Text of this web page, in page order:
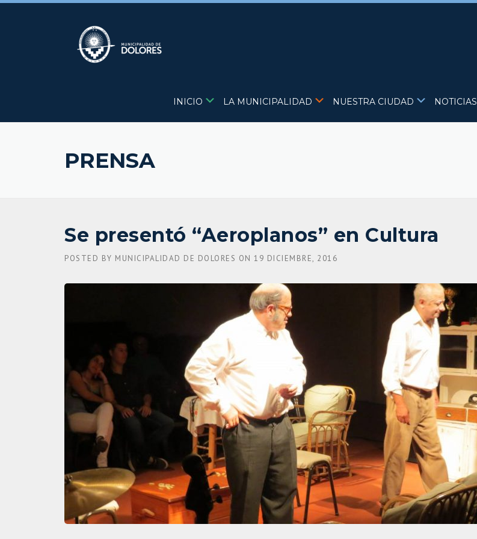
Skip
INICIO LA MUNICIPALIDAD NUESTRA CIUDAD NOTICIAS
PRENSA
Se presentó “Aeroplanos” en Cultura
POSTED BY MUNICIPALIDAD DE DOLORES ON 19 DICIEMBRE, 2016